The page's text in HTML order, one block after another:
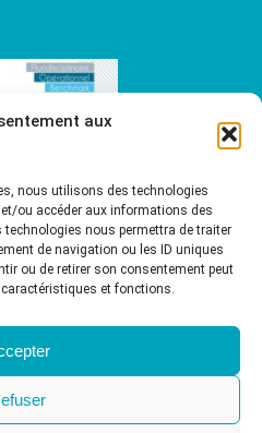
aux
nous utilisons des technologies
ou accéder aux informations des
technologies nous permettra de traiter
de navigation ou les ID uniques
ou de retirer son consentement peut
et fonctions.